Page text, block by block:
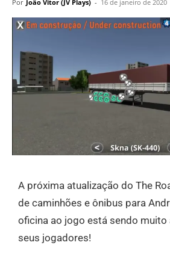
Por João Vitor (JV Plays) - 16 de janeiro de 2020
A próxima atualização do The
de caminhões e ônibus para
oficina ao jogo está sendo muito
seus jogadores!